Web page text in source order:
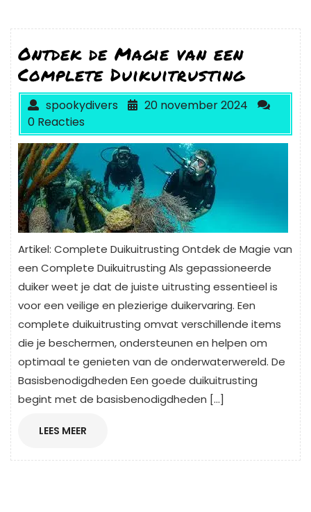
Ontdek de Magie van een
Complete Duikuitrusting
spookydivers
20 november 2024
0 Reacties
Artikel: Complete Duikuitrusting Ontdek de Magie van
een Complete Duikuitrusting Als gepassioneerde
duiker weet je dat de juiste uitrusting essentieel is
voor een veilige en plezierige duikervaring. Een
complete duikuitrusting omvat verschillende items
die je beschermen, ondersteunen en helpen om
optimaal te genieten van de onderwaterwereld. De
Basisbenodigdheden Een goede duikuitrusting
begint met de basisbenodigdheden […]
LEES MEER